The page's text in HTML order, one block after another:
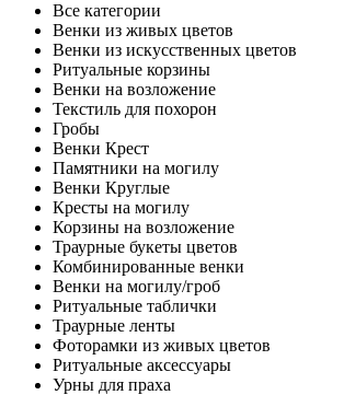
Все категории
Венки из живых цветов
Венки из искусственных цветов
Ритуальные корзины
Венки на возложение
Текстиль для похорон
Гробы
Венки Крест
Памятники на могилу
Венки Круглые
Кресты на могилу
Корзины на возложение
Траурные букеты цветов
Комбинированные венки
Венки на могилу/гроб
Ритуальные таблички
Траурные ленты
Фоторамки из живых цветов
Ритуальные аксессуары
Урны для праха